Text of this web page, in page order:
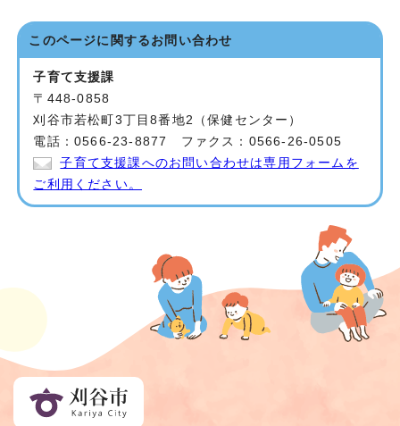
このページに関する お問い合わせ
子育て支援課
〒448-0858
刈谷市若松町3丁目8番地2（保健センター）
電話：0566-23-8877 ファクス：0566-26-0505
子育て支援課へのお問い合わせは専用フォームを
ご利用ください。